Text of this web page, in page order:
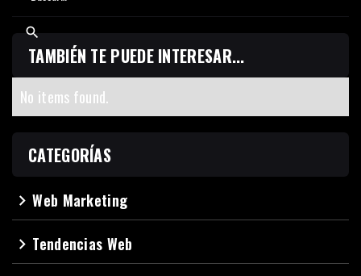
TAMBIÉN TE PUEDE INTERESAR...
No items found.
CATEGORÍAS
navigate_nextWeb Marketing
navigate_next Tendencias Web